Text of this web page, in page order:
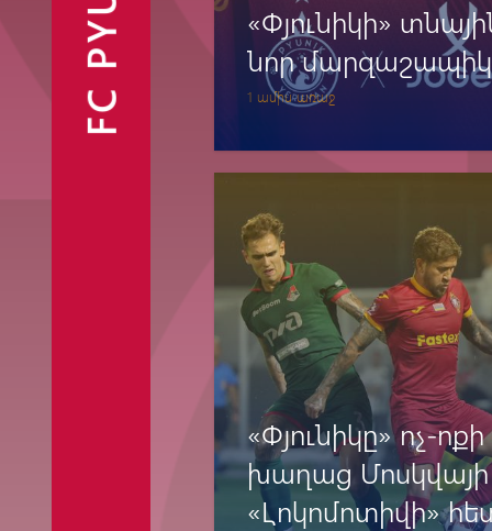
1 ամիս առաջ
«Փյունիկի»
նոր
«Փյունիկը» ոչ-ոքի
խաղաց Մոսկվայի
«Լոկոմոտիվի»